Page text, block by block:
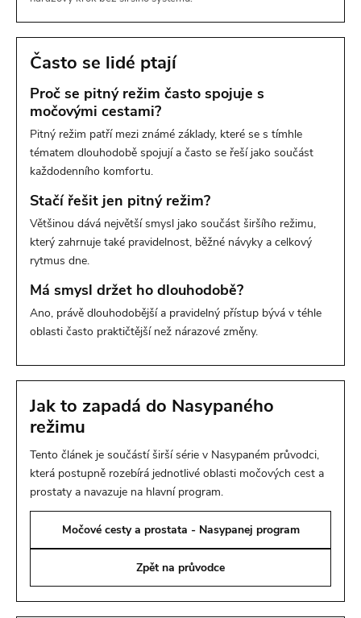
Často se lidé ptají
Proč se pitný režim často spojuje s
močovými cestami?
Pitný režim patří mezi známé základy, které se s tímhle
tématem dlouhodobě spojují a často se řeší jako součást
každodenního komfortu.
Stačí řešit jen pitný režim?
Většinou dává největší smysl jako součást širšího režimu,
který zahrnuje také pravidelnost, běžné návyky a celkový
rytmus dne.
Má smysl držet ho dlouhodobě?
Ano, právě dlouhodobější a pravidelný přístup bývá v téhle
oblasti často praktičtější než nárazové změny.
Jak to zapadá do Nasypaného
režimu
Tento článek je součástí širší série v Nasypaném průvodci,
která postupně rozebírá jednotlivé oblasti močových cest a
prostaty a navazuje na hlavní program.
Močové cesty a prostata - Nasypanej program
Zpět na průvodce